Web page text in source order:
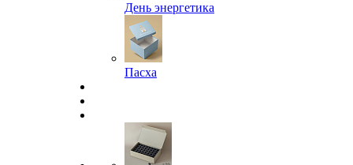
День энергетика
Пасха